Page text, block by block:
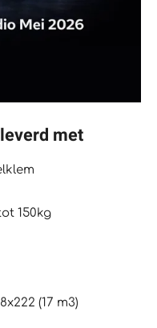
met
150kg
(17 m3)